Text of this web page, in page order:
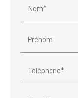
Nom*
Prénom
Téléphone*